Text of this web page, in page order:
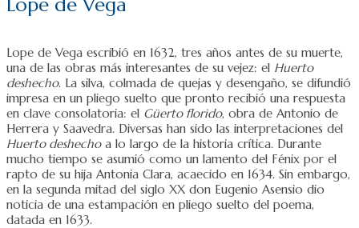
Lope de Vega escribió en 1632, tres años antes de su muerte,
una de las obras más interesantes de su vejez: el Huerto
deshecho. La silva, colmada de quejas y desengaño, se difundió
impresa en un pliego suelto que pronto recibió una respuesta
en clave consolatoria: el Güerto florido, obra de Antonio de
Herrera y Saavedra. Diversas han sido las interpretaciones del
Huerto deshechoa lo largo de la historia crítica. Durante
mucho tiempo se asumió como un lamento del Fénix por el
rapto de su hija Antonia Clara, acaecido en 1634. Sin embargo,
en la segunda mitad del siglo XX don Eugenio Asensio dio
noticia de una estampación en pliego suelto del poema,
datada en 1633.